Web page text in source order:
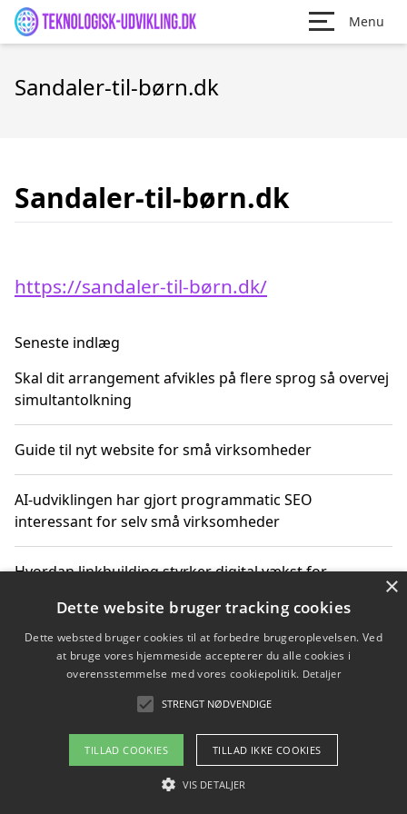
Menu
Sandaler-til-børn.dk
Sandaler-til-børn.dk
https://sandaler-til-børn.dk/
Seneste indlæg
Skal dit arrangement afvikles på flere sprog så overvej
simultantolkning
Guide til nyt website for små virksomheder
AI-udviklingen har gjort programmatic SEO
interessant for selv små virksomheder
Hvordan linkbuilding styrker digital vækst for
Sådan har udviklingen inden for genbrug af elektronik
ændret sig
Copyright 2026 - Pilanto Aps
Om / kontakt
×
Dette website bruger tracking cookies
Dette websted bruger cookies til at forbedre brugeroplevelsen. Ved
at bruge vores hjemmeside accepterer du alle cookies i
overensstemmelse med vores cookiepolitik. Detaljer
STRENGT NØDVENDIGE
TILLAD COOKIES TILLAD IKKE COOKIES
VIS DETALJER